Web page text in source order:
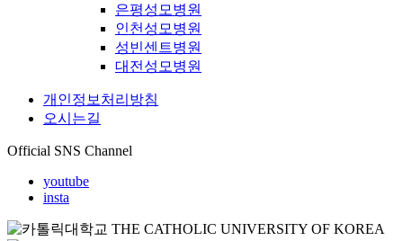
은평성모병원
인천성모병원
성빈센트병원
대전성모병원
개인정보처리방침
오시는길
Official SNS Channel
youtube
insta